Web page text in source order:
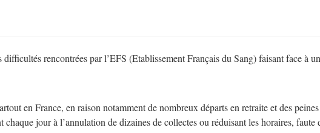
rencontrées par l’EFS (Etablissement Français du Sang) faisant face à
en France, en raison notamment de nombreux départs en retraite et des
jour à l’annulation de dizaines de collectes ou réduisant les horaires, faute